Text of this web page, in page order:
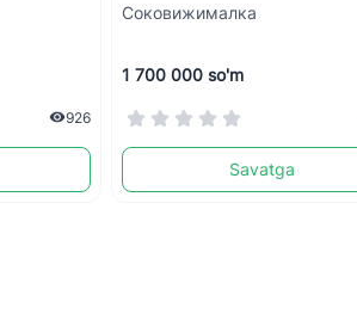
926
Соковижималка
1 700 000 so'm
Savatga